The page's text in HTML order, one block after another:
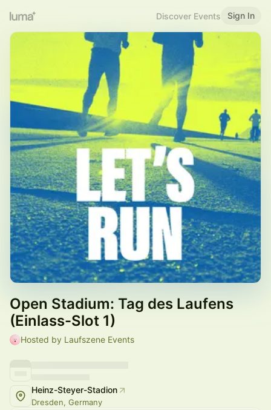
Discover Events Sign In
Open Stadium: Tag des Laufens
(Einlass-Slot 1)
Hosted by Laufszene Events
Heinz-Steyer-Stadion
Dresden, Germany